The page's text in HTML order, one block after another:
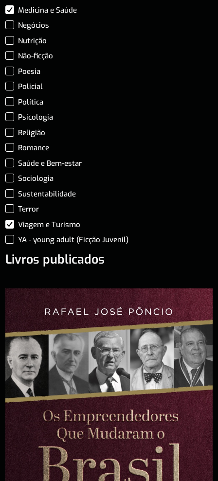
Medicina e Saúde
Negócios
Nutrição
Não-ficção
Poesia
Policial
Política
Psicologia
Religião
Romance
Saúde e Bem-estar
Sociologia
Sustentabilidade
Terror
Viagem e Turismo
YA - young adult (Ficção Juvenil)
Livros publicados